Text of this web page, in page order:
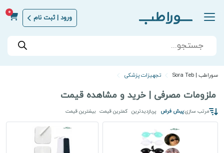
ورود | ثبت نام
0
Products
search
سوراطب | Sora Teb تجهیزات پزشکی
ملزومات مصرفی | خرید و مشاهده قیمت
مرتب سازی:پیش فرض پربازدیدترین کمترین قیمت بیشترین قیمت